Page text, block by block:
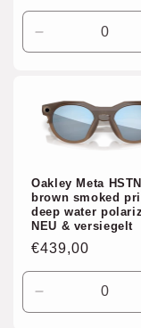
Preis
Verringere
die
Default
Title
Oakley Meta HSTN
brown smoked
deep water
NEU & versiegelt
Normaler
Preis
€439,00
Verringere
die